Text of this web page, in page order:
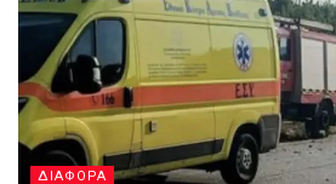
ΔΙΑΦΟΡΑ